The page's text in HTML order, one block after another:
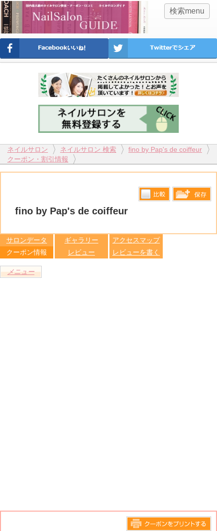
検索menu
ネイルサロン ネイルサロン 検索
fino by Pap's de coiffeur
クーポン・割引情報
fino by Pap's de coiffeur
サロンデータ ギャラリー
アクセスマップ
クーポン情報
レビュー レビューを書く
メニュー